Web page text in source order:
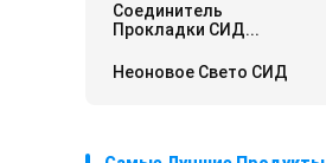
Соединитель
Прокладки СИД...
Неоновое Свето СИД